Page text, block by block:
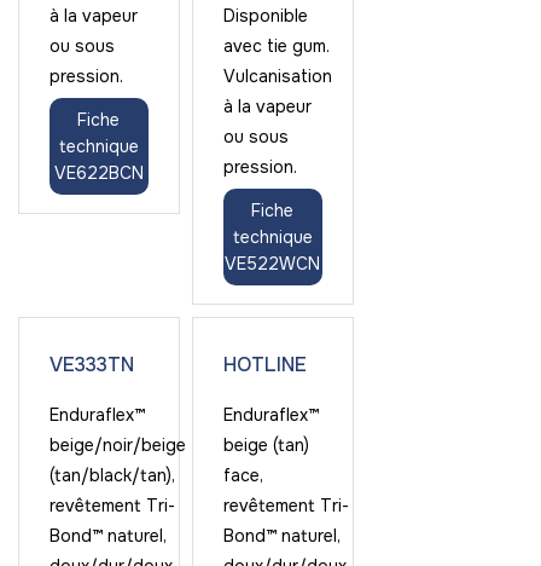
à la vapeur
ou sous
pression.
Fiche
technique
VE622BCN
Disponible
avec tie gum.
Vulcanisation
à la vapeur
ou sous
pression.
Fiche
technique
VE522WCN
VE333TN
Enduraflex™
beige/noir/beige
(tan/black/tan),
revêtement Tri-
Bond™ naturel,
HOTLINE
Enduraflex™
beige (tan)
face,
revêtement Tri-
Bond™ naturel,